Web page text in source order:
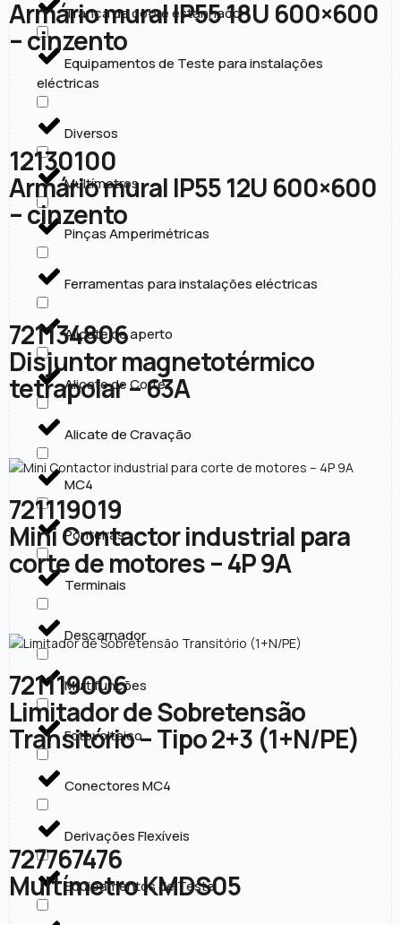
Trança de cobre estanhado
Equipamentos de Teste para instalações
eléctricas
Diversos
Multímetros
Pinças Amperimétricas
Ferramentas para instalações eléctricas
Alicate de aperto
Alicate de Corte
Alicate de Cravação
MC4
Ponteiras
Terminais
Descarnador
Multifunções
Fotovoltaico
Conectores MC4
Derivações Flexíveis
Equipamentos de Teste
Armário mural IP55 18U 600×600
– cinzento
12130100
Armário mural IP55 12U 600×600
– cinzento
721134806
Disjuntor magnetotérmico
tetrapolar – 63A
721119019
Mini Contactor industrial para
corte de motores – 4P 9A
721119006
Limitador de Sobretensão
Transitório – Tipo 2+3 (1+N/PE)
727767476
Multímetro KMDS05